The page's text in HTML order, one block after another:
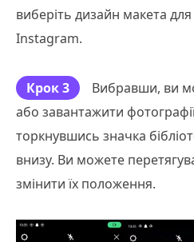
виберіть дизайн макета для
Instagram.
Крок 3
Вибравши, ви
або завантажити
торкнувшись значка
внизу. Ви можете
змінити їх положення.